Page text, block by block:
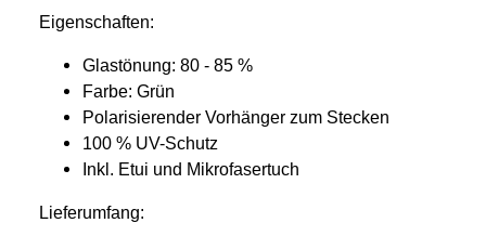
Eigenschaften:
Glastönung: 80 - 85 %
Farbe: Grün
Polarisierender Vorhänger zum Stecken
100 % UV-Schutz
Inkl. Etui und Mikrofasertuch
Lieferumfang: